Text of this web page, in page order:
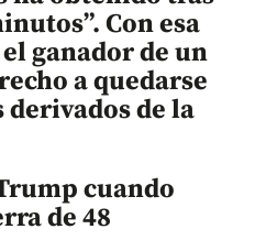
Con esa
ganador de un
a quedarse
de la
cuando
de 48